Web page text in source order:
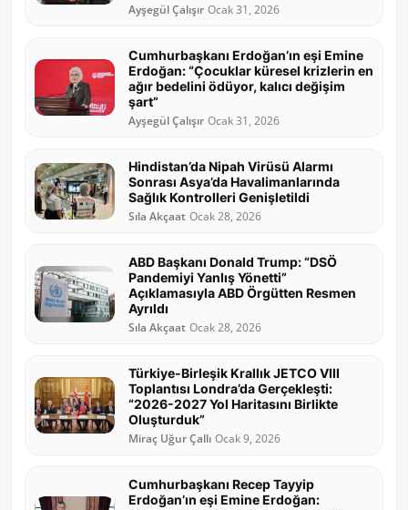
Ayşegül Çalışır Ocak 31, 2026
Cumhurbaşkanı Erdoğan’ın eşi Emine
Erdoğan: “Çocuklar küresel krizlerin en
ağır bedelini ödüyor, kalıcı değişim
şart”
Ayşegül Çalışır Ocak 31, 2026
Hindistan’da Nipah Virüsü Alarmı
Sonrası Asya’da Havalimanlarında
Sağlık Kontrolleri Genişletildi
Sıla Akçaat Ocak 28, 2026
ABD Başkanı Donald Trump: “DSÖ
Pandemiyi Yanlış Yönetti”
Açıklamasıyla ABD Örgütten Resmen
Ayrıldı
Sıla Akçaat Ocak 28, 2026
Türkiye-Birleşik Krallık JETCO VIII
Toplantısı Londra’da Gerçekleşti:
“2026-2027 Yol Haritasını Birlikte
Oluşturduk”
Miraç Uğur Çallı Ocak 9, 2026
Cumhurbaşkanı Recep Tayyip
Erdoğan’ın eşi Emine Erdoğan: